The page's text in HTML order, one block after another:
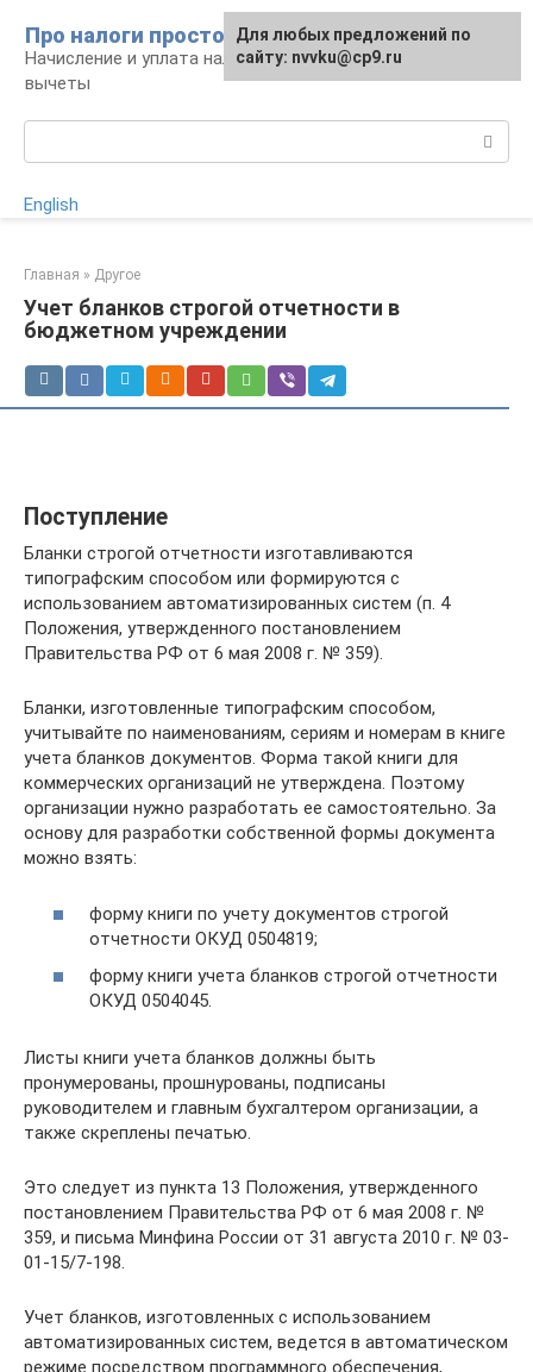
контенту
Про налоги просто
Начисление и уплата налогов, налоговые
вычеты
English
Главная » Другое
Учет бланков строгой отчетности в
бюджетном учреждении
Поступление
Бланки строгой отчетности изготавливаются
типографским способом или формируются с
использованием автоматизированных систем (п. 4
Положения, утвержденного постановлением
Правительства РФ от 6 мая 2008 г. № 359).
Бланки, изготовленные типографским способом,
учитывайте по наименованиям, сериям и номерам в книге
учета бланков документов. Форма такой книги для
коммерческих организаций не утверждена. Поэтому
организации нужно разработать ее самостоятельно. За
основу для разработки собственной формы документа
можно взять:
форму книги по учету документов строгой
отчетности ОКУД 0504819;
форму книги учета бланков строгой отчетности
ОКУД 0504045.
Листы книги учета бланков должны быть
пронумерованы, прошнурованы, подписаны
руководителем и главным бухгалтером организации, а
также скреплены печатью.
Это следует из пункта 13 Положения, утвержденного
постановлением Правительства РФ от 6 мая 2008 г. №
359, и письма Минфина России от 31 августа 2010 г. № 03-
01-15/7-198.
Учет бланков, изготовленных с использованием
автоматизированных систем, ведется в автоматическом
режиме посредством программного обеспечения,
Для любых предложений по
сайту: nvvku@cp9.ru